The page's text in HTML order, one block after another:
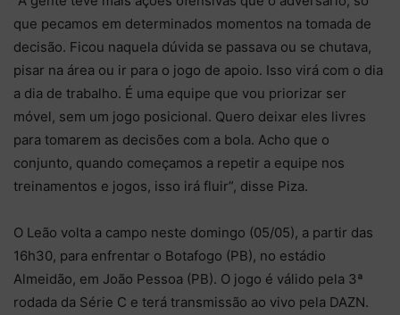
que pecamos em determinados momentos na tomada de
decisão. Ficou naquela dúvida se passava ou se chutava,
pisar na área ou ir para o jogo de apoio. Isso virá com o dia
a dia de trabalho. É uma equipe que vou priorizar ser
móvel, sem um jogo posicional. Quero deixar eles livres
para tomarem as decisões com a bola. Acho que o
conjunto, quando começamos a repetir a equipe nos
treinamentos e jogos, isso irá fluir”, disse Piza.
O Leão volta a campo neste domingo (05/05), a partir das
16h30, para enfrentar o Botafogo (PB), no estádio
Almeidão, em João Pessoa (PB). O jogo é válido pela 3ª
rodada da Série C e terá transmissão ao vivo pela DAZN.